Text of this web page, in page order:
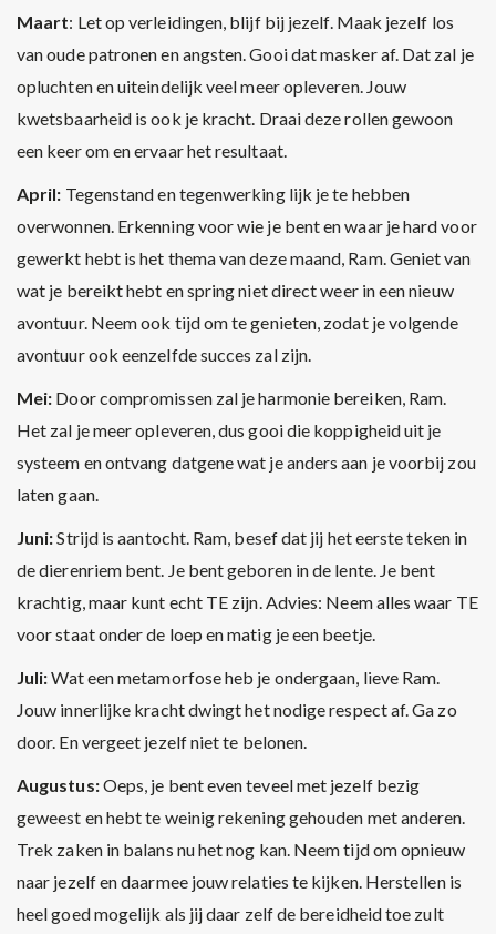
Maart: Let op verleidingen, blijf bij jezelf. Maak jezelf los
van oude patronen en angsten. Gooi dat masker af. Dat zal je
opluchten en uiteindelijk veel meer opleveren. Jouw
kwetsbaarheid is ook je kracht. Draai deze rollen gewoon
een keer om en ervaar het resultaat.
April: Tegenstand en tegenwerking lijk je te hebben
overwonnen. Erkenning voor wie je bent en waar je hard voor
gewerkt hebt is het thema van deze maand, Ram. Geniet van
wat je bereikt hebt en spring niet direct weer in een nieuw
avontuur. Neem ook tijd om te genieten, zodat je volgende
avontuur ook eenzelfde succes zal zijn.
Mei: Door compromissen zal je harmonie bereiken, Ram.
Het zal je meer opleveren, dus gooi die koppigheid uit je
systeem en ontvang datgene wat je anders aan je voorbij zou
laten gaan.
Juni:Strijd is aantocht. Ram, besef dat jij het eerste teken in
de dierenriem bent. Je bent geboren in de lente. Je bent
krachtig, maar kunt echt TE zijn. Advies: Neem alles waar TE
voor staat onder de loep en matig je een beetje.
Juli:Wat een metamorfose heb je ondergaan, lieve Ram.
Jouw innerlijke kracht dwingt het nodige respect af. Ga zo
door. En vergeet jezelf niet te belonen.
Augustus:Oeps, je bent even teveel met jezelf bezig
geweest en hebt te weinig rekening gehouden met anderen.
Trek zaken in balans nu het nog kan. Neem tijd om opnieuw
naar jezelf en daarmee jouw relaties te kijken. Herstellen is
heel goed mogelijk als jij daar zelf de bereidheid toe zult